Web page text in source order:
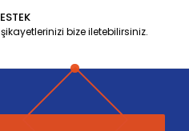
bize iletebilirsiniz.